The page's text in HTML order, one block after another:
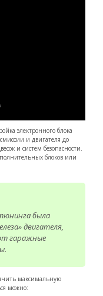
электронного блока
и двигателя до
и систем безопасности.
блоков или
была
двигателя,
гаражные
максимальную
можно: